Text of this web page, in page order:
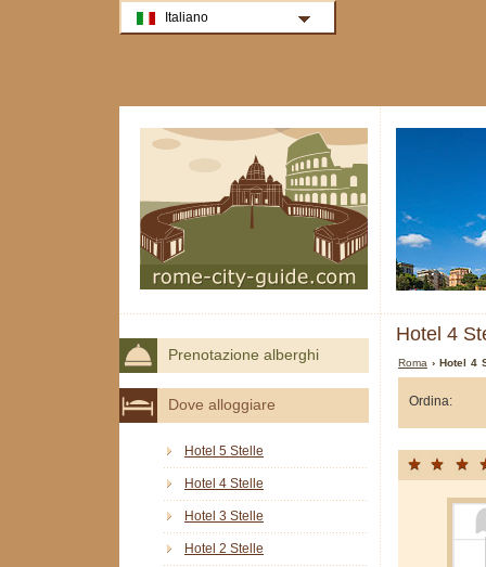
Hotel 4
Roma › Hotel 4
Ordina:
Prenotazione alberghi
Dove alloggiare
Hotel 5 Stelle
Hotel 4 Stelle
Hotel 3 Stelle
Hotel 2 Stelle
Italiano